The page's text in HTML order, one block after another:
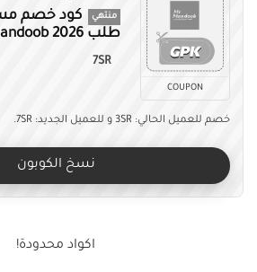
COUPON
منتهي
كود خصم
طلب Mr Mandoob 2026
7SR
خصم للعميل الحالي: 3SR و للعميل الجديد: 7SR.
نسخ الكوبون
اكواد محدودة!